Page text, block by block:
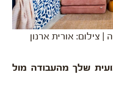
צילום: אורית ארנון
שלך מהעבודה מול